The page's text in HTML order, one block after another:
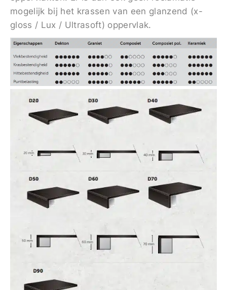
mogelijk bij het krassen van een glanzend (x-
gloss / Lux / Ultrasoft) oppervlak.